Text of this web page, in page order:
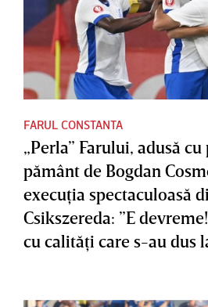
FARUL CONSTANTA
„Perla” Farului, adusă
pământ de Bogdan
execuţia spectaculoasă
Csikszereda: ”E
cu calităţi care s-au dus